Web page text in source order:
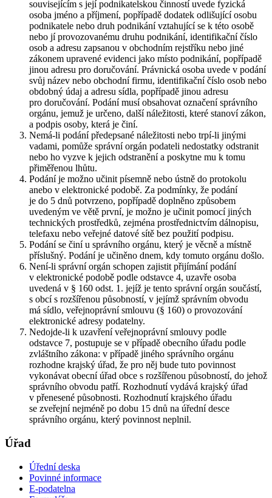
souvisejícím s její podnikatelskou činností uvede fyzická
osoba jméno a příjmení, popřípadě dodatek odlišující osobu
podnikatele nebo druh podnikání vztahující se k této osobě
nebo jí provozovanému druhu podnikání, identifikační číslo
osob a adresu zapsanou v obchodním rejstříku nebo jiné
zákonem upravené evidenci jako místo podnikání, popřípadě
jinou adresu pro doručování. Právnická osoba uvede v podání
svůj název nebo obchodní firmu, identifikační číslo osob nebo
obdobný údaj a adresu sídla, popřípadě jinou adresu
pro doručování. Podání musí obsahovat označení správního
orgánu, jemuž je určeno, další náležitosti, které stanoví zákon,
a podpis osoby, která je činí.
Nemá-li podání předepsané náležitosti nebo trpí-li jinými
vadami, pomůže správní orgán podateli nedostatky odstranit
nebo ho vyzve k jejich odstranění a poskytne mu k tomu
přiměřenou lhůtu.
Podání je možno učinit písemně nebo ústně do protokolu
anebo v elektronické podobě. Za podmínky, že podání
je do 5 dnů potvrzeno, popřípadě doplněno způsobem
uvedeným ve větě první, je možno je učinit pomocí jiných
technických prostředků, zejména prostřednictvím dálnopisu,
telefaxu nebo veřejné datové sítě bez použití podpisu.
Podání se činí u správního orgánu, který je věcně a místně
příslušný. Podání je učiněno dnem, kdy tomuto orgánu došlo.
Není-li správní orgán schopen zajistit přijímání podání
v elektronické podobě podle odstavce 4, uzavře osoba
uvedená v § 160 odst. 1. jejíž je tento správní orgán součástí,
s obcí s rozšířenou působností, v jejímž správním obvodu
má sídlo, veřejnoprávní smlouvu (§ 160) o provozování
elektronické adresy podatelny.
Nedojde-li k uzavření veřejnoprávní smlouvy podle
odstavce 7, postupuje se v případě obecního úřadu podle
zvláštního zákona: v případě jiného správního orgánu
rozhodne krajský úřad, že pro něj bude tuto povinnost
vykonávat obecní úřad obce s rozšířenou působností, do jehož
správního obvodu patří. Rozhodnutí vydává krajský úřad
v přenesené působnosti. Rozhodnutí krajského úřadu
se zveřejní nejméně po dobu 15 dnů na úřední desce
správního orgánu, který povinnost neplnil.
Úřad
Úřední deska
Povinné informace
E-podatelna